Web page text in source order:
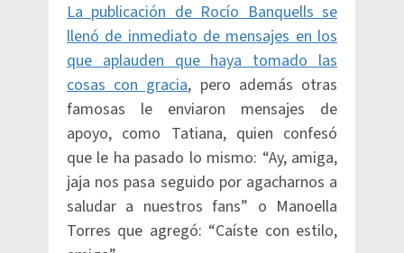
La publicación de Rocío Banquells se
llenó de inmediato de mensajes en los
que aplauden que haya tomado las
cosas con gracia, pero además otras
famosas le enviaron mensajes de
apoyo, como Tatiana, quien confesó
que le ha pasado lo mismo: “Ay, amiga,
jaja nos pasa seguido por agacharnos a
saludar a nuestros fans” o Manoella
Torres que agregó: “Caíste con estilo,